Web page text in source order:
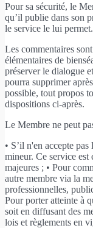
Pour sa sécurité, le
qu’il publie dans son
le service le lui permet.
Les commentaires
élémentaires de
préserver le dialogue
pourra supprimer
possible, tout propos
dispositions ci-après.
Le Membre ne peut
• S’il n'en accepte
mineur. Ce service est
majeures ; • Pour
autre membre via la
professionnelles,
Pour porter atteinte à
soit en diffusant des
lois et règlements en